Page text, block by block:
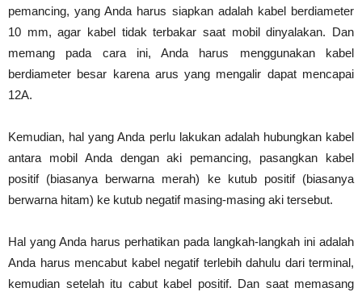
pemancing, yang Anda harus siapkan adalah kabel berdiameter
10 mm, agar kabel tidak terbakar saat mobil dinyalakan. Dan
memang pada cara ini, Anda harus menggunakan kabel
berdiameter besar karena arus yang mengalir dapat mencapai
12A.
Kemudian, hal yang Anda perlu lakukan adalah hubungkan kabel
antara mobil Anda dengan aki pemancing, pasangkan kabel
positif (biasanya berwarna merah) ke kutub positif (biasanya
berwarna hitam) ke kutub negatif masing-masing aki tersebut.
Hal yang Anda harus perhatikan pada langkah-langkah ini adalah
Anda harus mencabut kabel negatif terlebih dahulu dari terminal,
kemudian setelah itu cabut kabel positif. Dan saat memasang